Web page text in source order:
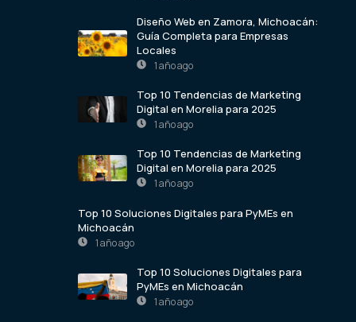
Diseño Web en Zamora, Michoacán:
Guía Completa para Empresas
Locales
1 año ago
Top 10 Tendencias de Marketing
Digital en Morelia para 2025
1 año ago
Top 10 Tendencias de Marketing
Digital en Morelia para 2025
1 año ago
Top 10 Soluciones Digitales para PyMEs en
Michoacán
1 año ago
Top 10 Soluciones Digitales para
PyMEs en Michoacán
1 año ago